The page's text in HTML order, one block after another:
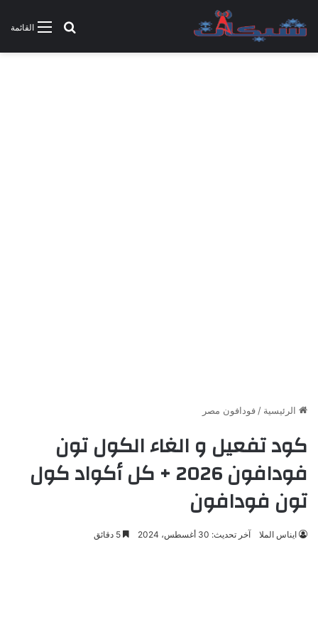
القائمةبحث عن
الرئيسية / فودافون مصر
كود تفعيل و الغاء الكول تون
فودافون 2026 + كل أكواد كول
تون فودافون
ايناس الملا آخر تحديث: 30 أغسطس، 2024